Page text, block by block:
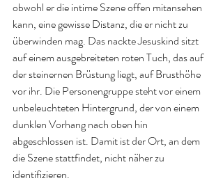
obwohl er die intime Szene offen mitansehen
kann, eine gewisse Distanz, die er nicht zu
überwinden mag. Das nackte Jesuskind sitzt
auf einem ausgebreiteten roten Tuch, das auf
der steinernen Brüstung liegt, auf Brusthöhe
vor ihr. Die Personengruppe steht vor einem
unbeleuchteten Hintergrund, der von einem
dunklen Vorhang nach oben hin
abgeschlossen ist. Damit ist der Ort, an dem
die Szene stattfindet, nicht näher zu
identifizieren.